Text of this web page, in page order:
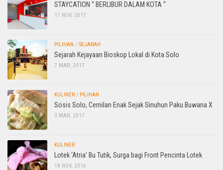
STAYCATION “ BERLIBUR DALAM KOTA “
17 NOV, 2017
PILIHAN / SEJARAH
Sejarah Kejayaan Bioskop Lokal di Kota Solo
7 MAR, 2017
KULINER / PILIHAN
Sosis Solo, Cemilan Enak Sejak Sinuhun Paku Buwana X
3 MAR, 2017
KULINER
Lotek ‘Atria’ Bu Tutik, Surga bagi Front Pencinta Lotek
18 NOV, 2016